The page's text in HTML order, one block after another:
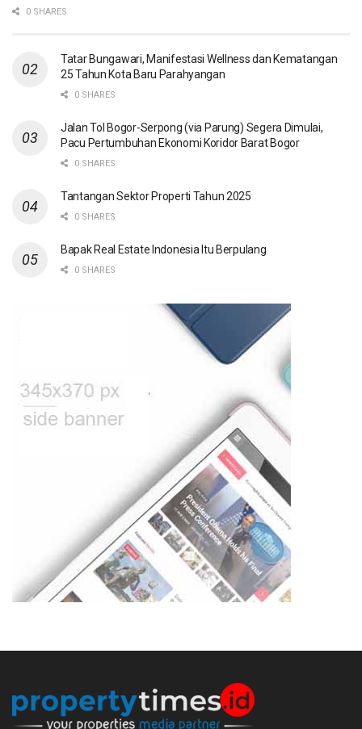
0 SHARES
Tatar Bungawari, Manifestasi Wellness dan Kematangan
25 Tahun Kota Baru Parahyangan
0 SHARES
Jalan Tol Bogor-Serpong (via Parung) Segera Dimulai,
Pacu Pertumbuhan Ekonomi Koridor Barat Bogor
0 SHARES
Tantangan Sektor Properti Tahun 2025
0 SHARES
Bapak Real Estate Indonesia Itu Berpulang
0 SHARES